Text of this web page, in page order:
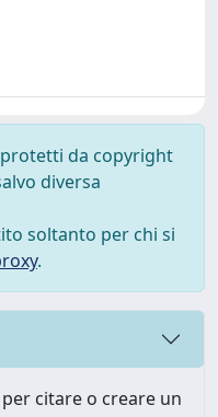
da copyright
diversa
soltanto per chi si
.
citare o creare un